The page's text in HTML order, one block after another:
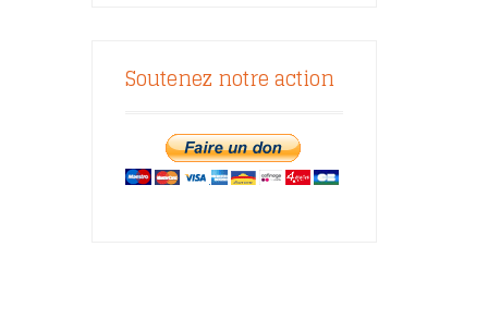
Soutenez notre action